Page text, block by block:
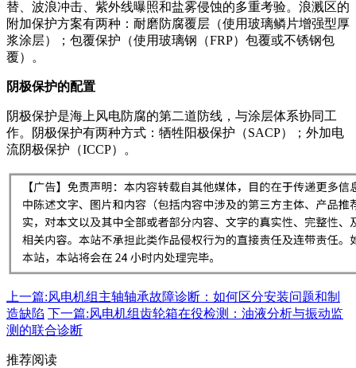
替、波浪冲击、紫外线曝照和盐雾侵蚀的多重考验。浪溅区的
附加保护方案有两种：耐磨防腐覆层（使用玻璃鳞片增强型厚
浆涂层）；包覆保护（使用玻璃钢（FRP）包覆或不锈钢包
覆）。
阴极保护的配置
阴极保护是海上风电防腐的第二道防线，与涂层体系协同工
作。阴极保护有两种方式：牺牲阳极保护（SACP）；外加电
流阴极保护（ICCP）。
上一篇:风电机组主轴轴承故障诊断：如何区分安装问题和制
造缺陷 下一篇:风电机组齿轮箱在役检测：油液分析与振动监
测的联合诊断
推荐阅读